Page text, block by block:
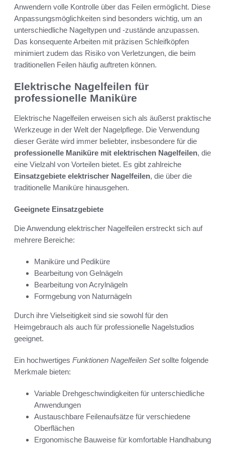
Anwendern volle Kontrolle über das Feilen ermöglicht. Diese
Anpassungsmöglichkeiten sind besonders wichtig, um an
unterschiedliche Nageltypen und -zustände anzupassen.
Das konsequente Arbeiten mit präzisen Schleifköpfen
minimiert zudem das Risiko von Verletzungen, die beim
traditionellen Feilen häufig auftreten können.
Elektrische Nagelfeilen für
professionelle Maniküre
Elektrische Nagelfeilen erweisen sich als äußerst praktische
Werkzeuge in der Welt der Nagelpflege. Die Verwendung
dieser Geräte wird immer beliebter, insbesondere für die
professionelle Maniküre mit elektrischen Nagelfeilen, die
eine Vielzahl von Vorteilen bietet. Es gibt zahlreiche
Einsatzgebiete elektrischer Nagelfeilen, die über die
traditionelle Maniküre hinausgehen.
Geeignete Einsatzgebiete
Die Anwendung elektrischer Nagelfeilen erstreckt sich auf
mehrere Bereiche:
Maniküre und Pediküre
Bearbeitung von Gelnägeln
Bearbeitung von Acrylnägeln
Formgebung von Naturnägeln
Durch ihre Vielseitigkeit sind sie sowohl für den
Heimgebrauch als auch für professionelle Nagelstudios
geeignet.
Ein hochwertiges Funktionen Nagelfeilen Setsollte folgende
Merkmale bieten:
Variable Drehgeschwindigkeiten für unterschiedliche
Anwendungen
Austauschbare Feilenaufsätze für verschiedene
Oberflächen
Ergonomische Bauweise für komfortable Handhabung